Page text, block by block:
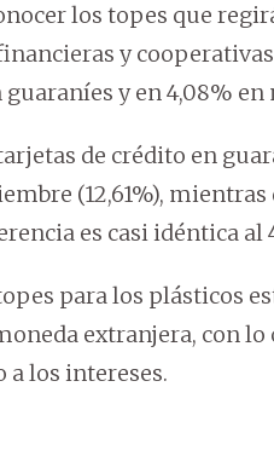
los topes que
y
guaraníes y en 4,08%
de crédito en
(12,61%), mientras
es casi idéntica al
para los plásticos
extranjera, con lo
a los intereses.